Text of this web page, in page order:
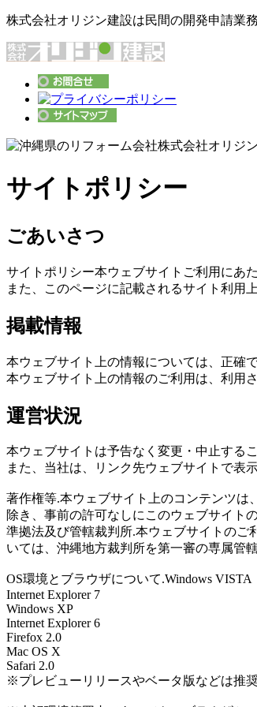
株式会社オリジン建設は民間の開発申請業
サイトポリシー
ごあいさつ
サイトポリシー本ウェブサイトご利用にあ
また、このページに記載されるサイト利用
掲載情報
本ウェブサイト上の情報については、正確
本ウェブサイト上の情報のご利用は、利用
運営状況
本ウェブサイトは予告なく変更・中止する
また、当社は、リンク先ウェブサイトで表
著作権等.本ウェブサイト上のコンテンツ
除き、事前の許可なしにこのウェブサイト
準拠法及び管轄裁判所.本ウェブサイトの
いては、沖縄地方裁判所を第一審の専属管
OS環境とブラウザについて.Windows VISTA
Internet Explorer 7
Windows XP
Internet Explorer 6
Firefox 2.0
Mac OS X
Safari 2.0
※プレビューリリースやベータ版などは推